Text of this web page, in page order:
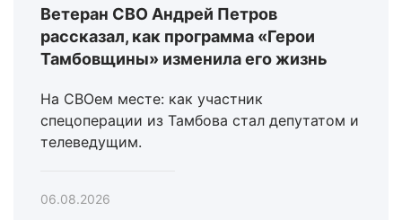
Ветеран СВО Андрей Петров
рассказал, как программа «Герои
Тамбовщины» изменила его жизнь
На СВОем месте: как участник
спецоперации из Тамбова стал депутатом и
телеведущим.
06.08.2026